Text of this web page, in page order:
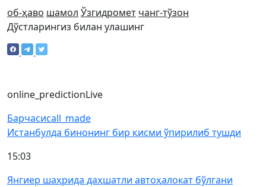
об-ҳаво шамол Ўзгидромет чанг-тўзон
Дўстларингиз билан улашинг
online_predictionLive
Барчасиcall_made
Истанбулда бинонинг бир қисми ўпирилиб тушди
15:03
Янгиер шаҳрида даҳшатли автоҳалокат бўлгани